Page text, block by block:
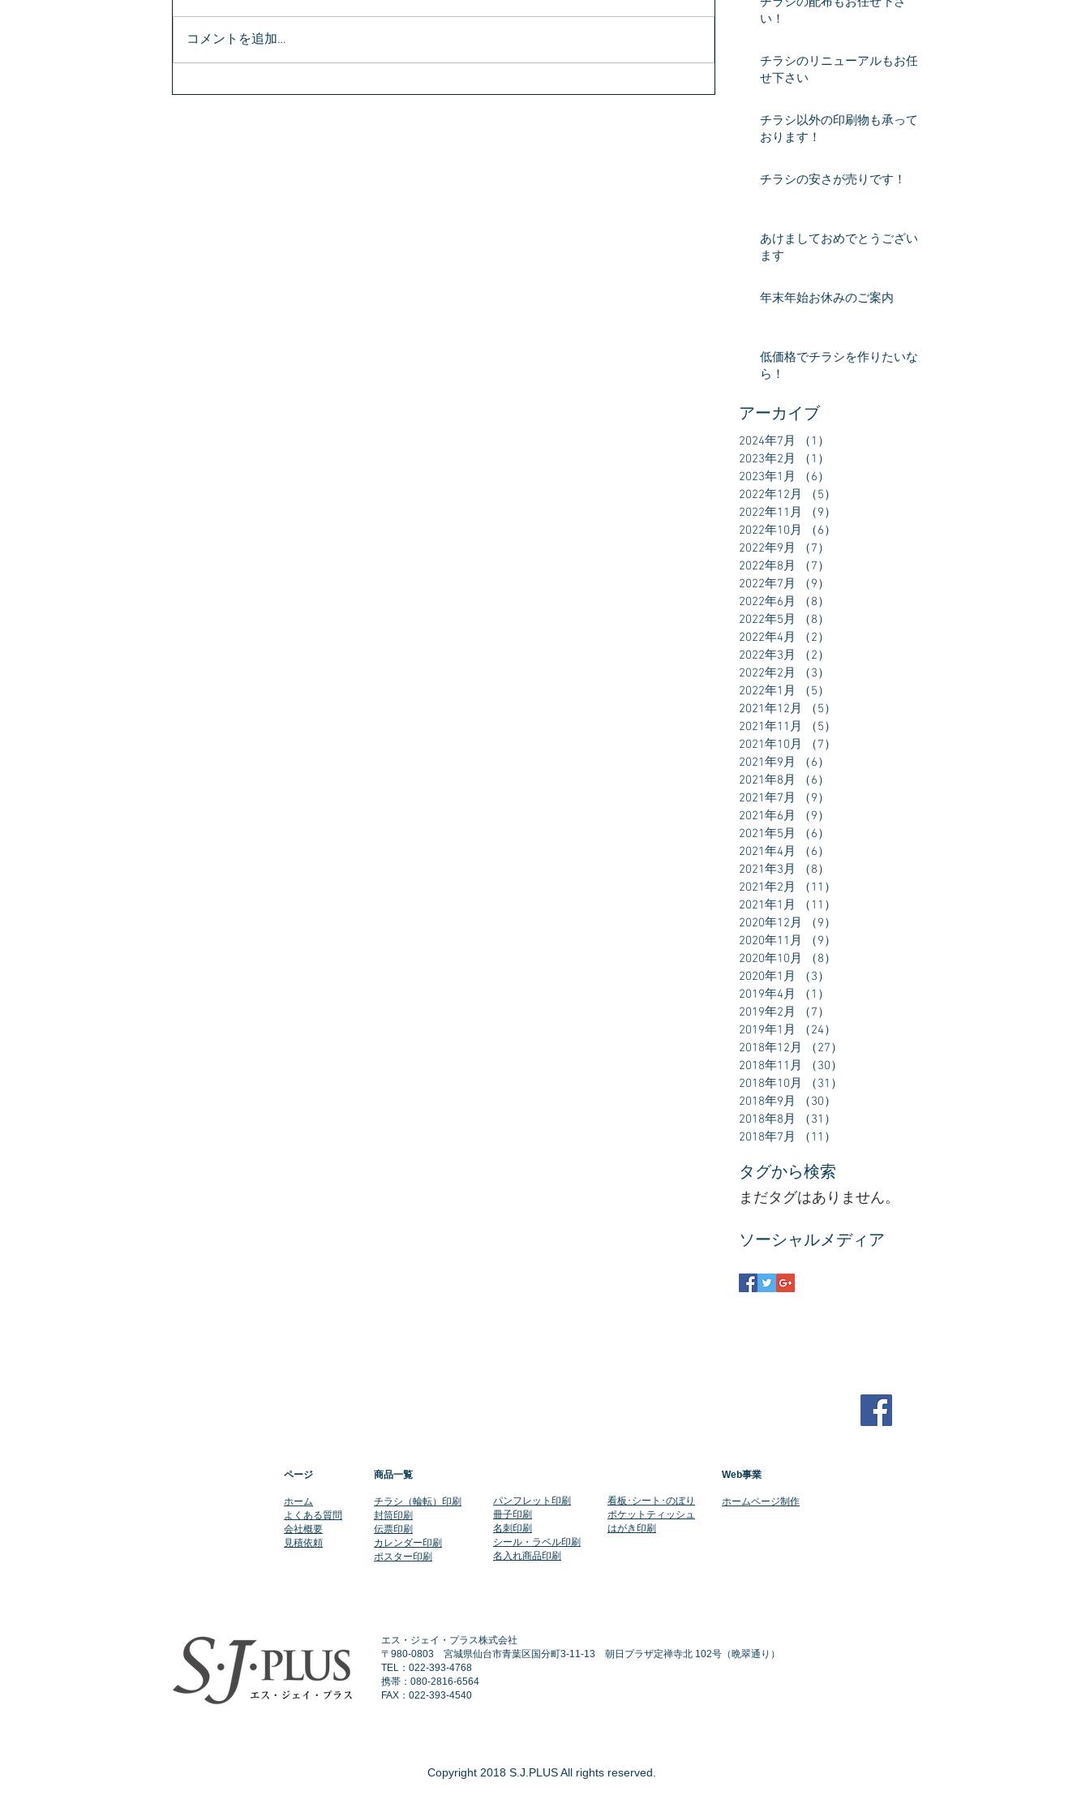
コメントを追加…
い！
チラシのリニューアルもお任
せ下さい
チラシ以外の印刷物も承って
おります！
チラシの安さが売りです！
あけましておめでとうござい
ます
年末年始お休みのご案内
低価格でチラシを作りたいな
ら！
アーカイブ
2024年7月 （1）
2023年2月
（1）
2023年1月
（6）
2022年12月
（5）
2022年11月
（9）
2022年10月
（6）
2022年9月
（7）
2022年8月
（7）
2022年7月
（9）
2022年6月
（8）
2022年5月
（8）
2022年4月
（2）
2022年3月
（2）
2022年2月
（3）
2022年1月
（5）
2021年12月
（5）
2021年11月
（5）
2021年10月
（7）
2021年9月
（6）
2021年8月
（6）
2021年7月
（9）
2021年6月
（9）
2021年5月
（6）
2021年4月
（6）
2021年3月
（8）
2021年2月
（11）
2021年1月
（11）
2020年12月
（9）
2020年11月
（9）
2020年10月
（8）
2020年1月
（3）
2019年4月
（1）
2019年2月
（7）
2019年1月
（24）
2018年12月
（27）
2018年11月
（30）
2018年10月
（31）
2018年9月
（30）
2018年8月
（31）
2018年7月
（11）
タグから検索
まだタグはありません。
ソーシャルメディア
ページ
​ホーム
よくある質問
会社概要
​見積依頼
商品一覧
​チラシ（輪転）印刷
封筒印刷
伝票印刷
​カレンダー印刷
​ポスター印刷
​パンフレット印刷
冊子印刷
名刺印刷
シール・ラベル印刷
​名入れ商品印刷
​看板･シート･のぼり
ポケットティッシュ
​はがき印刷
Web事業
​ホームページ制作
エス・ジェイ・プラス株式会社
〒980-0803 宮城県仙台市青葉区国分町3-11-13 朝日プラザ定禅寺北 102号（晩翠通り）
TEL：022-393-4768
​携帯：080-2816-6564
FAX：022-393-4540
Copyright 2018 S.J.PLUS All rights reserved.